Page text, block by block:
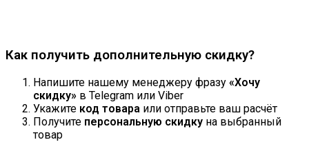
Как получить дополнительную скидку?
Напишите нашему менеджеру фразу «Хочу
скидку» в Telegram или Viber
Укажите код товара или отправьте ваш расчёт
Получите персональную скидку на выбранный
товар